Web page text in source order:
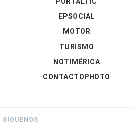
EPSOCIAL
MOTOR
TURISMO
NOTIMÉRICA
CONTACTOPHOTO
SÍGUENOS